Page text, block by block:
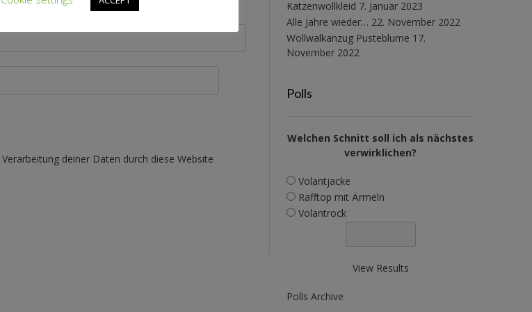
deiner Daten durch diese Website
Katzenwollkleid 7. Januar 2023
Alle Jahre wieder… 22. November 2022
Wollwalkanzug Pusteblume 17.
November 2022
Polls
Welchen Schnitt soll ich als nächstes
verwirklichen?
Volantjacke
Rafftop mit Ärmeln
Volantrock
View Results
Polls Archive